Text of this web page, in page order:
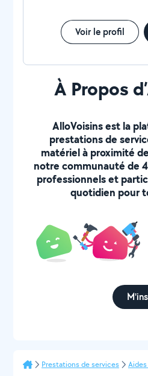
Voir le profil
À Propos
AlloVoisins est la
prestations de
matériel à proximité
notre communauté de
professionnels et
quotidien pour
Prestations de services